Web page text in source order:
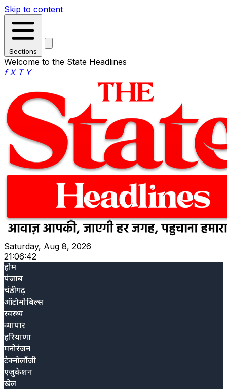
Skip to content
Sections
Welcome to the State Headlines
f X T Y
Saturday, Aug 8, 2026
21:06:43
होम
पंजाब
चंडीगढ़
ऑटोमोबिल्स
स्वस्थ्य
व्यापार
हरियाणा
मनोरंजन
टेक्नोलॉजी
एजुकेशन
खेल